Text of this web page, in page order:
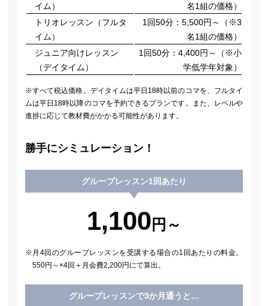
イム）
名1組の価格）
トリオレッスン（フルタ
イム）
1回50分：5,500円～（※3
名1組の価格）
ジュニア向けレッスン
（デイタイム）
1回50分：4,400円～（※小
学低学年対象）
※すべて税込価格。デイタイムは平日18時以前のコマを、フルタイ
ムは平日18時以降のコマを予約できるプランです。また、レベルや
進捗に応じて教材費がかかる可能性があります。
勝手にシミュレーション！
グループレッスン1回あたり
1,100 円～
月4回のグループレッスンを受講する場合の1回あたりの料金。
550円～×4回＋月会費2,200円にて算出。
グループレッスンで3か月通うと…